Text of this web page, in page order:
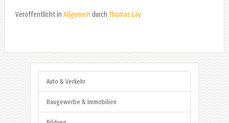
Veröffentlicht in Allgemein durch Thomas Lay
Auto & Verkehr
Baugewerbe & Immobilien